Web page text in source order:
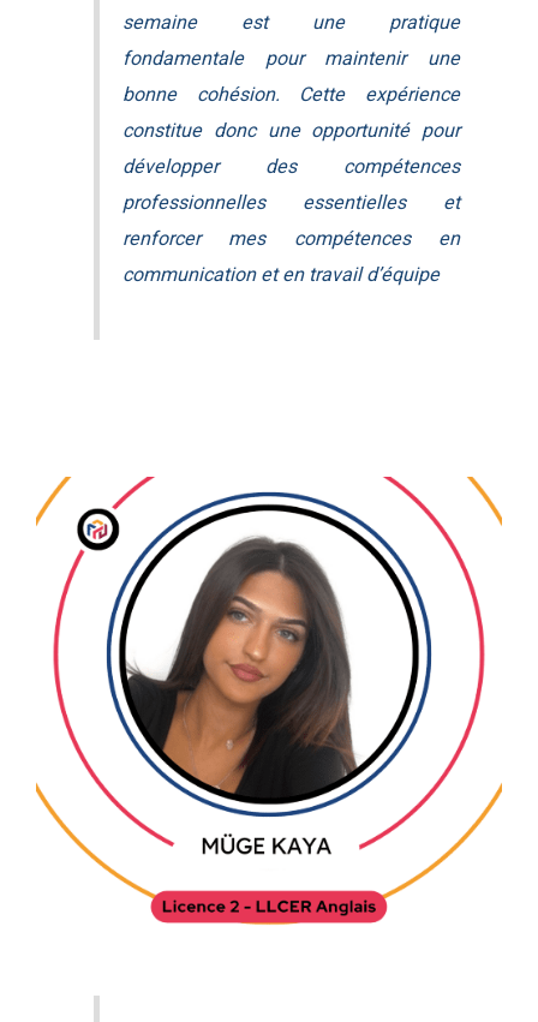
semaine est une pratique
fondamentale pour maintenir une
bonne cohésion. Cette expérience
constitue donc une opportunité pour
développer des compétences
professionnelles essentielles et
renforcer mes compétences en
communication et en travail d’équipe